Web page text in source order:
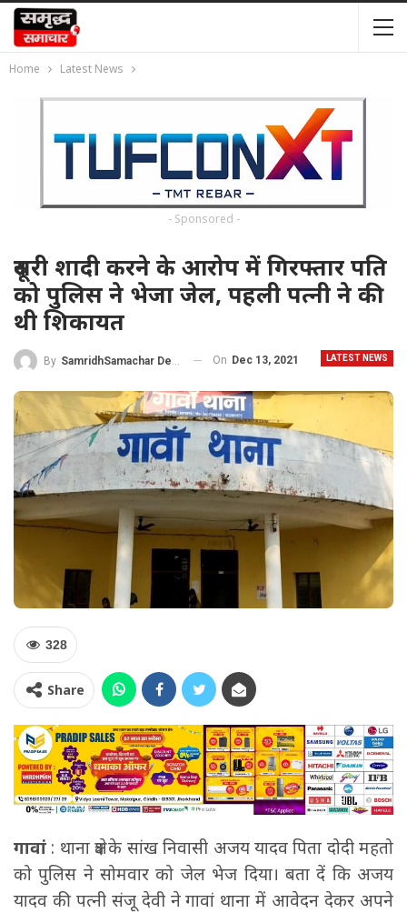
Home Latest News
- Sponsored -
दूसरी शादी करने के आरोप में गिरफ्तार पति
को पुलिस ने भेजा जेल, पहली पत्नी ने की
थी शिकायत
LATEST NEWS
By SamridhSamachar Desk On Dec 13, 2021
328
Share
गावां : थाना क्षेत्र के सांख निवासी अजय यादव पिता दोदी महतो
को पुलिस ने सोमवार को जेल भेज दिया। बता दें कि अजय
यादव की पत्नी संजू देवी ने गावां थाना में आवेदन देकर अपने